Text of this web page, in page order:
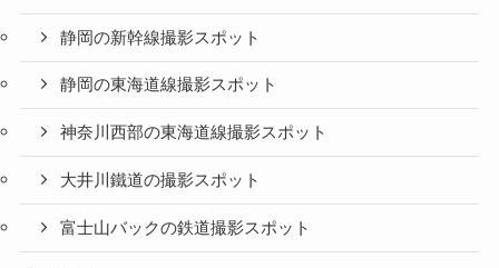
静岡の新幹線撮影スポット
静岡の東海道線撮影スポット
神奈川西部の東海道線撮影スポット
大井川鐵道の撮影スポット
富士山バックの鉄道撮影スポット